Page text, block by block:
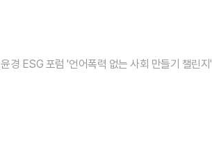
윤경 ESG 포럼 '언어폭력 없는 사회 만들기 챌린지'